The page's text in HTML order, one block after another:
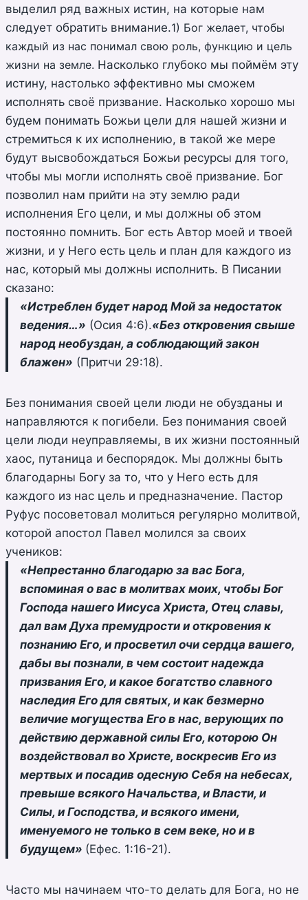
выделил ряд важных истин, на которые нам
следует обратить внимание.1) Бог желает, чтобы
каждый из нас понимал свою роль, функцию и цель
жизни на земле. Насколько глубоко мы поймём эту
истину, настолько эффективно мы сможем
исполнять своё призвание. Насколько хорошо мы
будем понимать Божьи цели для нашей жизни и
стремиться к их исполнению, в такой же мере
будут высвобождаться Божьи ресурсы для того,
чтобы мы могли исполнять своё призвание. Бог
позволил нам прийти на эту землю ради
исполнения Его цели, и мы должны об этом
постоянно помнить. Бог есть Автор моей и твоей
жизни, и у Него есть цель и план для каждого из
нас, который мы должны исполнить. В Писании
сказано:
«Истреблен будет народ Мой за недостаток
ведения…» (Осия 4:6).«Без откровения свыше
народ необуздан, а соблюдающий закон
блажен» (Притчи 29:18).
Без понимания своей цели люди не обузданы и
направляются к погибели. Без понимания своей
цели люди неуправляемы, в их жизни постоянный
хаос, путаница и беспорядок. Мы должны быть
благодарны Богу за то, что у Него есть для
каждого из нас цель и предназначение. Пастор
Руфус посоветовал молиться регулярно молитвой,
которой апостол Павел молился за своих
учеников:
«Непрестанно благодарю за вас Бога,
вспоминая о вас в молитвах моих, чтобы Бог
Господа нашего Иисуса Христа, Отец славы,
дал вам Духа премудрости и откровения к
познанию Его, и просветил очи сердца вашего,
дабы вы познали, в чем состоит надежда
призвания Его, и какое богатство славного
наследия Его для святых, и как безмерно
величие могущества Его в нас, верующих по
действию державной силы Его, которою Он
воздействовал во Христе, воскресив Его из
мертвых и посадив одесную Себя на небесах,
превыше всякого Начальства, и Власти, и
Силы, и Господства, и всякого имени,
именуемого не только в сем веке, но и в
будущем» (Ефес. 1:16-21).
Часто мы начинаем что-то делать для Бога, но не